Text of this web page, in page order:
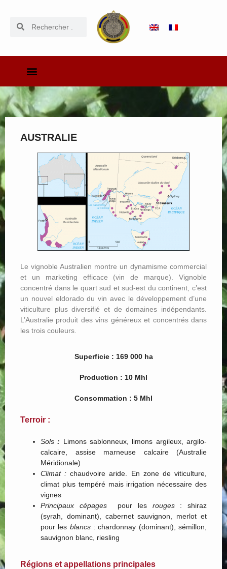
AUSTRALIE
Le vignoble Australien montre un dynamisme commercial
et un marketing efficace (vin de marque). Vignoble
concentré dans le quart sud et sud-est du continent, c’est
un nouvel eldorado du vin avec le développement d’une
viticulture plus diversifié et de domaines indépendants.
L’Australie produit des vins généreux et concentrés dans
les trois couleurs.
Superficie : 169 000 ha
Production : 10 Mhl
Consommation : 5 Mhl
Terroir :
Sols : Limons sablonneux, limons argileux, argilo-
calcaire, assise marneuse calcaire (Australie
Méridionale)
Climat :chaudvoire aride. En zone de viticulture,
climat plus tempéré mais irrigation nécessaire des
vignes
Principaux cépages pour les rouges: shiraz
(syrah, dominant), cabernet sauvignon, merlot et
pour les blancs: chardonnay (dominant), sémillon,
sauvignon blanc, riesling
Régions et appellations principales